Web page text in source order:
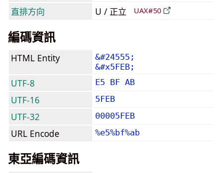
直排方向 U / 正立 UAX#50
編碼資訊
HTML Entity
&#24555;
&#x5FEB;
UTF-8 E5 BF AB
UTF-16 5FEB
UTF-32 00005FEB
URL Encode %e5%bf%ab
東亞編碼資訊